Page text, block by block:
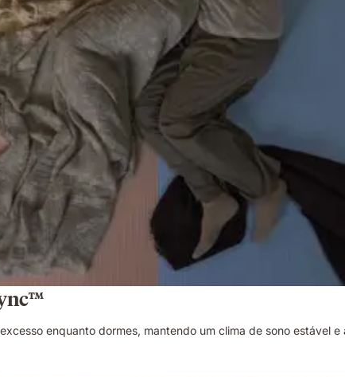
enquanto dormes, mantendo um clima de sono estável